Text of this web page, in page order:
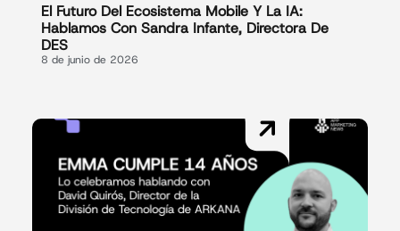
El Futuro Del Ecosistema Mobile Y La IA:
Hablamos Con Sandra Infante, Directora De
DES
8 de junio de 2026